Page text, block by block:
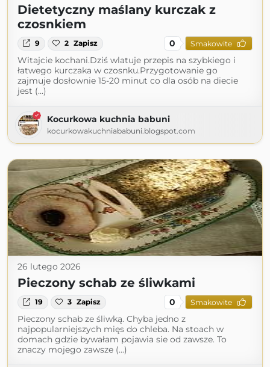
Dietetyczny maślany kurczak z
czosnkiem
9 2 Zapisz 0 Smakowite
Witajcie kochani.Dziś wlatuje przepis na szybkiego i
łatwego kurczaka w czosnku.Przygotowanie go
zajmuje dosłownie 15-20 minut co dla osób na diecie
jest (...)
Kocurkowa kuchnia babuni
kocurkowakuchniababuni.blogspot.com
26 lutego 2026
Pieczony schab ze śliwkami
19 3 Zapisz 0 Smakowite
Pieczony schab ze śliwką. Chyba jedno z
najpopularniejszych mięs do chleba. Na stoach w
domach gdzie bywałam pojawia sie od zawsze. To
znaczy mojego zawsze (...)